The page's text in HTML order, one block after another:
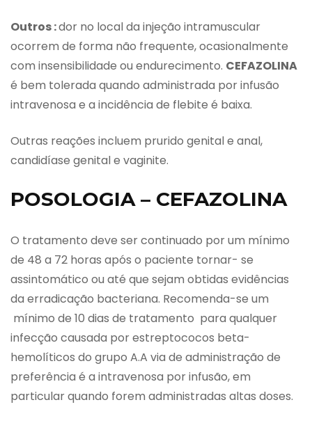
Outros :dor no local da injeção intramuscular
ocorrem de forma não frequente, ocasionalmente
com insensibilidade ou endurecimento. CEFAZOLINA
é bem tolerada quando administrada por infusão
intravenosa e a incidência de flebite é baixa.
Outras reações incluem prurido genital e anal,
candidíase genital e vaginite.
POSOLOGIA – CEFAZOLINA
O tratamento deve ser continuado por um mínimo
de 48 a 72 horas após o paciente tornar- se
assintomático ou até que sejam obtidas evidências
da erradicação bacteriana. Recomenda-se um
mínimo de 10 dias de tratamento para qualquer
infecção causada por estreptococos beta-
hemolíticos do grupo A.A via de administração de
preferência é a intravenosa por infusão, em
particular quando forem administradas altas doses.